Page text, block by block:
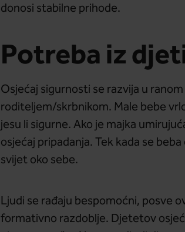
donosi stabilne prihode.
Potreba iz
Osjećaj sigurnosti se razvija u
roditeljem/skrbnikom. Male bebe
jesu li sigurne. Ako je majka
osjećaj pripadanja. Tek kada se
svijet oko sebe.
Ljudi se rađaju bespomoćni, posve
formativno razdoblje. Djetetov